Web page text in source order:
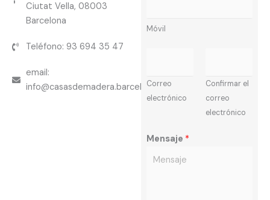
Ciutat Vella, 08003
Barcelona
Teléfono: 93 694 35 47
email:
info@casasdemadera.barcelona
*
vMóvil
r
r
E
Correo
electrónico
Confirmar el
correo
electrónico
Mensaje *